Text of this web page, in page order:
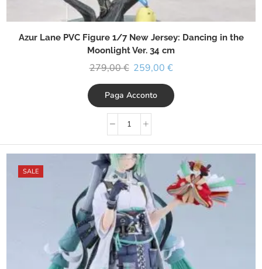
Azur Lane PVC Figure 1/7 New Jersey: Dancing in the
Moonlight Ver. 34 cm
279,00€ 259,00 €
Paga Acconto
SALE